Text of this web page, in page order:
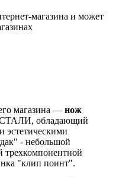
магазина и может
магазина — нож
обладающий
эстетическими
- небольшой
"клип поинт".